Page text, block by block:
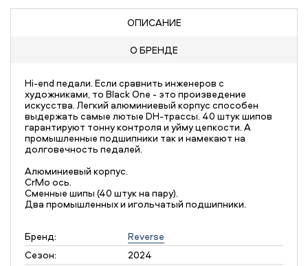
ОПИСАНИЕ
О БРЕНДЕ
Hi-end педали. Если сравнить инженеров с
художниками, то Black One - это произведение
искусства. Легкий алюминиевый корпус способен
выдержать самые лютые DH-трассы. 40 штук шипов
гарантируют тонну контроля и уйму цепкости. А
промышленные подшипники так и намекают на
долговечность педалей.
Алюминиевый корпус.
CrMo ось.
Сменные шипы (40 штук на пару).
Два промышленных и игольчатый подшипники.
Бренд:
Reverse
Сезон:
2024